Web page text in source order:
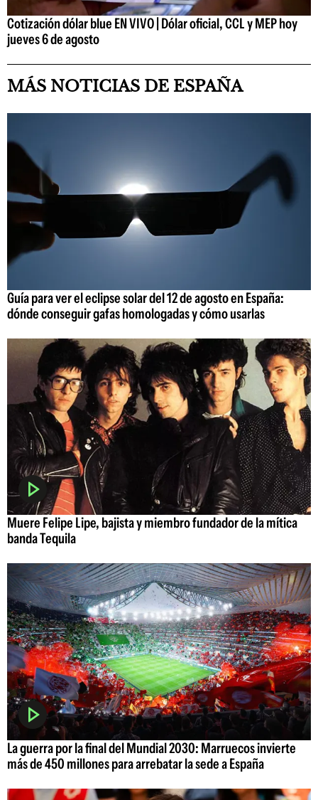
Cotización dólar blue EN VIVO | Dólar oficial, CCL y MEP hoy
jueves 6 de agosto
MÁS NOTICIAS DE ESPAÑA
Guía para ver el eclipse solar del 12 de agosto en España:
dónde conseguir gafas homologadas y cómo usarlas
Muere Felipe Lipe, bajista y miembro fundador de la mítica
banda Tequila
La guerra por la final del Mundial 2030: Marruecos invierte
más de 450 millones para arrebatar la sede a España